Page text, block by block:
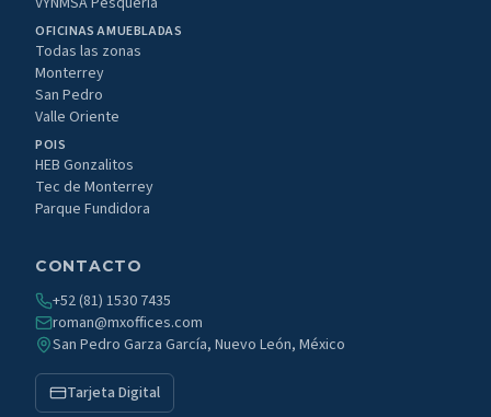
OFICINAS AMUEBLADAS
Todas las zonas
Monterrey
San Pedro
Valle Oriente
POIS
HEB Gonzalitos
Tec de Monterrey
Parque Fundidora
CONTACTO
+52 (81) 1530 7435
roman@mxoffices.com
San Pedro Garza García, Nuevo León, México
Tarjeta Digital